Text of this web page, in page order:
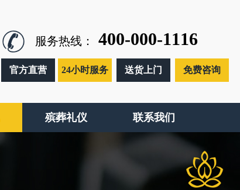
服务热线： 400-000-1116
官方直营 24小时服务 送货上门 免费咨询
殡葬礼仪 联系我们